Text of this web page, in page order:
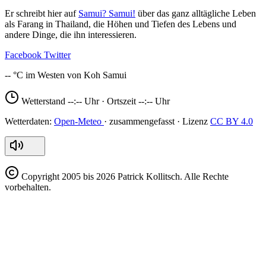
Er schreibt hier auf Samui? Samui! über das ganz alltägliche Leben
als Farang in Thailand, die Höhen und Tiefen des Lebens und
andere Dinge, die ihn interessieren.
Facebook Twitter
--
Wetterstand --:-- Uhr · Ortszeit --:-- Uhr
Open-Meteo
CC BY 4.0
Copyright 2005 bis 2026 Patrick Kollitsch. Alle Rechte
vorbehalten.